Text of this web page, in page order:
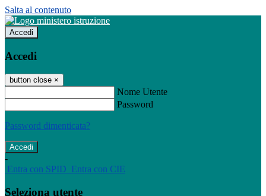
Salta al contenuto
Accedi
Accedi
button close ×
Nome Utente
Password
Password dimenticata?
-
Entra con SPID Entra con CIE
Seleziona utente